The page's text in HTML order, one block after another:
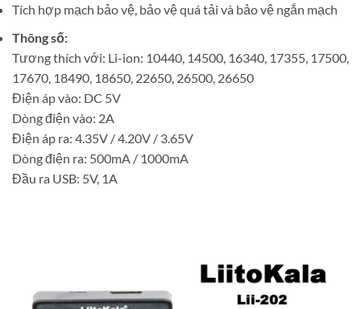
Tích hợp mạch bảo vệ, bảo vệ quá tải và bảo vệ ngắn mạch
Thông số:
Tương thích với: Li-ion: 10440, 14500, 16340, 17355, 17500,
17670, 18490, 18650, 22650, 26500, 26650
Điện áp vào: DC 5V
Dòng điện vào: 2A
Điện áp ra: 4.35V / 4.20V / 3.65V
Dòng điện ra: 500mA / 1000mA
Đầu ra USB: 5V, 1A